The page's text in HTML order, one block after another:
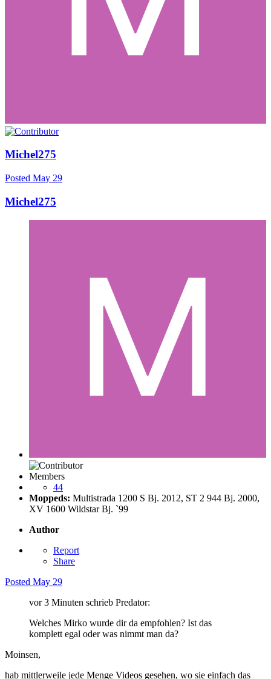
Michel275
Posted May 29
Michel275
Members
44
Moppeds: Multistrada 1200 S Bj. 2012, ST 2 944 Bj. 2000,
XV 1600 Wildstar Bj. `99
Author
Report
Share
Posted May 29
vor 3 Minuten schrieb Predator:
Welches Mirko wurde dir da empfohlen? Ist das
komplett egal oder was nimmt man da?
Moinsen,
hab mittlerweile jede Menge Videos gesehen, wo sie einfach das